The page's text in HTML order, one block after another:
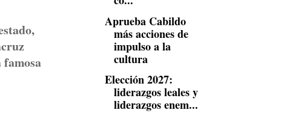
Aprueba Cabildo
más acciones de
impulso a la
cultura
Elección 2027:
liderazgos leales y
liderazgos enem...